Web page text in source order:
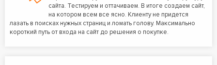
сайта. Тестируем и оттачиваем. В итоге создаем сайт,
на котором всем все ясно. Клиенту не придется
лазать в поисках нужных страниц и ломать голову. Максимально
короткий путь от входа на сайт до решения о покупке.